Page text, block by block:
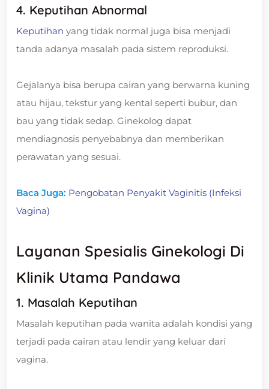
4. Keputihan Abnormal
Keputihan yang tidak normal juga bisa menjadi
tanda adanya masalah pada sistem reproduksi.
Gejalanya bisa berupa cairan yang berwarna kuning
atau hijau, tekstur yang kental seperti bubur, dan
bau yang tidak sedap. Ginekolog dapat
mendiagnosis penyebabnya dan memberikan
perawatan yang sesuai.
Baca Juga: Pengobatan Penyakit Vaginitis (Infeksi
Vagina)
Layanan Spesialis Ginekologi Di
Klinik Utama Pandawa
1. Masalah Keputihan
Masalah keputihan pada wanita adalah kondisi yang
terjadi pada cairan atau lendir yang keluar dari
vagina.